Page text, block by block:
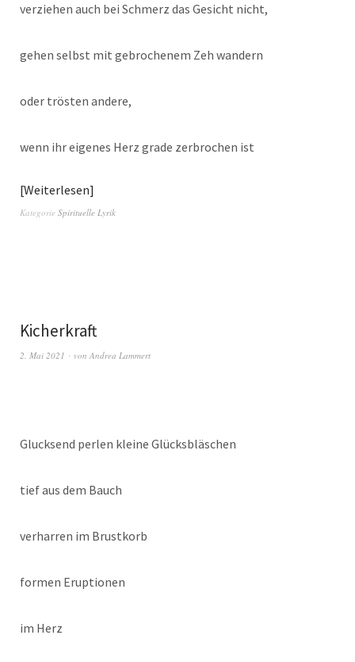
verziehen auch bei Schmerz das Gesicht nicht,
gehen selbst mit gebrochenem Zeh wandern
oder trösten andere,
wenn ihr eigenes Herz grade zerbrochen ist
Weiterlesen
Kategorie Spirituelle Lyrik
Kicherkraft
2. Mai 2021 von Andrea Lammert
Glucksend perlen kleine Glücksbläschen
tief aus dem Bauch
verharren im Brustkorb
formen Eruptionen
im Herz